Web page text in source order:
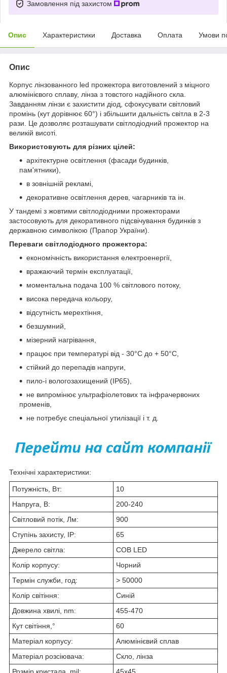
Замовлення під захистом
Опис Характеристики Доставка Оплата Умови
Опис
Корпус лінзованного led прожектора виготовлений з міцного
алюмінієвого сплаву, лінза з товстого надійного скла.
Завданням лінзи є захистити діод, сфокусувати світловий
промінь (кут дорівнює 60°) і збільшити дальність світла в 2-3
рази. Це дозволяє розташувати світлодіодний прожектор на
великій висоті.
Використовують для різних цілей:
архітектурне освітлення (фасади будинків,
пам'ятники),
в зовнішній рекламі,
декоративне освітлення дерев, чагарників та ін.
У тандемі з жовтими світлодіодними прожекторами
застосовують для декоративного підсвічування будинків з
державною символікою (Прапор України).
Переваги світлодіодного прожектора:
економічність використання електроенергії,
вражаючий термін експлуатації,
моментальна подача 100 % світлового потоку,
висока передача кольору,
відсутність мерехтіння,
безшумний,
мізерний нагрівання,
працює при температурі від - 30°С до + 50°С,
стійкий до перепадів напруги,
пило-і вологозахищений (IP65),
не випромінює ультрафіолетових та інфрачервоних
променів,
не потребує спеціальної утилізації і т. д.
Технічні характеристики:
Потужність, Вт:
10
Напруга, В:
200-240
Світловий потік, Лм:
900
Ступінь захисту, IP:
65
Джерело світла:
COB LED
Колір корпусу:
Чорний
Термін служби, год:
> 50000
Колір світіння:
Синій
Довжина хвилі, nm:
455-470
Кут світіння,°
60
Матеріал корпусу:
Алюмінієвий сплав
Матеріал розсіювача:
Скло, лінза